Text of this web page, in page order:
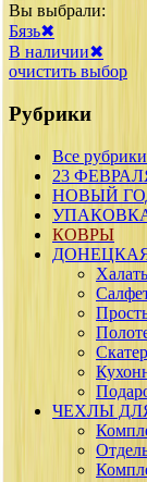
Вы выбрали:
Бязь✖
В наличии✖
очистить выбор
Рубрики
Все рубрики
23
НОВЫЙ
КОВРЫ
ЧЕХЛЫ